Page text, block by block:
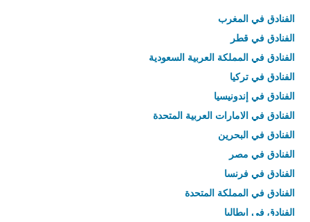
الفنادق في المغرب
الفنادق في قطر
الفنادق في المملكة العربية السعودية
الفنادق في تركيا
الفنادق في إندونيسيا
الفنادق في الامارات العربية المتحدة
الفنادق في البحرين
الفنادق في مصر
الفنادق في فرنسا
الفنادق في المملكة المتحدة
الفنادق في إيطاليا